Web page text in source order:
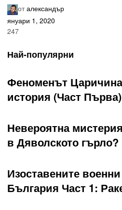
оталександър
януари 1, 2020
247
Най-популярни
Феноменът
история (Част Първа)
Невероятна
в Дяволското гърло?
Изоставените
България Част 1: